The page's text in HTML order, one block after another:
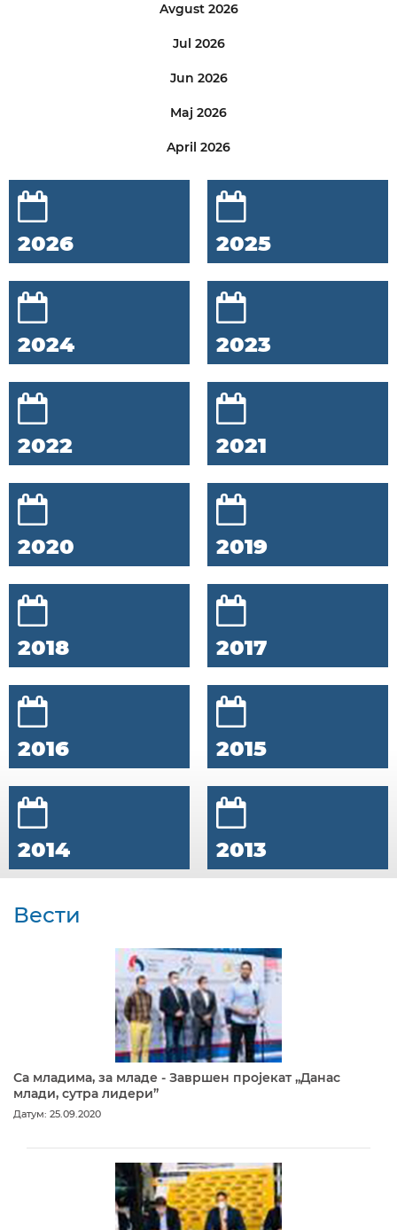
Avgust 2026
Jul 2026
Jun 2026
Maj 2026
April 2026
2026 2025
2024 2023
2022 2021
2020 2019
2018 2017
2016 2015
2014 2013
Вести
Са младима, за младе - Завршен пројекат „Данас
млади, сутра лидери”
Датум: 25.09.2020